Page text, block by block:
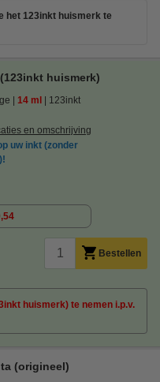
het 123inkt huismerk te
huismerk)
14 ml 123inkt
en omschrijving
uw inkt (zonder
Bestellen
huismerk) te nemen i.p.v.
(origineel)